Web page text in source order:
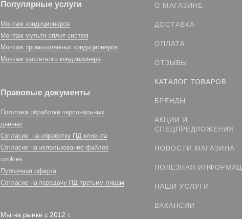
Популярные услуги
Монтаж кондиционеров
Монтаж мульти сплит систем
Монтаж промышленных кондиционеров
Монтаж кассетного кондиционера
Правовые документы
Политика обработки персональных
данных
Согласие на обработку ПД клиента
Согласие на использование файлов
cookies
Публичная оферта
Согласие на передачу ПД третьим лицам
Мы на рынке с 2012 г.
О МАГАЗИНЕ
ДОСТАВКА
ОПЛАТА
ОТЗЫВЫ
КАТАЛОГ ТОВАРОВ
БРЕНДЫ
АКЦИИ И
СПЕЦПРЕДЛОЖЕНИЯ
НОВОСТИ МАГАЗИНА
ПОЛЕЗНАЯ
НАШИ УСЛУГИ
ВАКАНСИИ